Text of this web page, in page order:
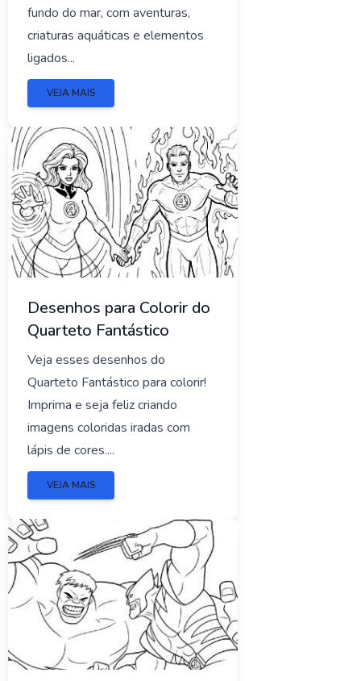
fundo do mar, com aventuras,
criaturas aquáticas e elementos
ligados...
VEJA MAIS
Desenhos para Colorir do
Quarteto Fantástico
Veja esses desenhos do
Quarteto Fantástico para colorir!
Imprima e seja feliz criando
imagens coloridas iradas com
lápis de cores....
VEJA MAIS